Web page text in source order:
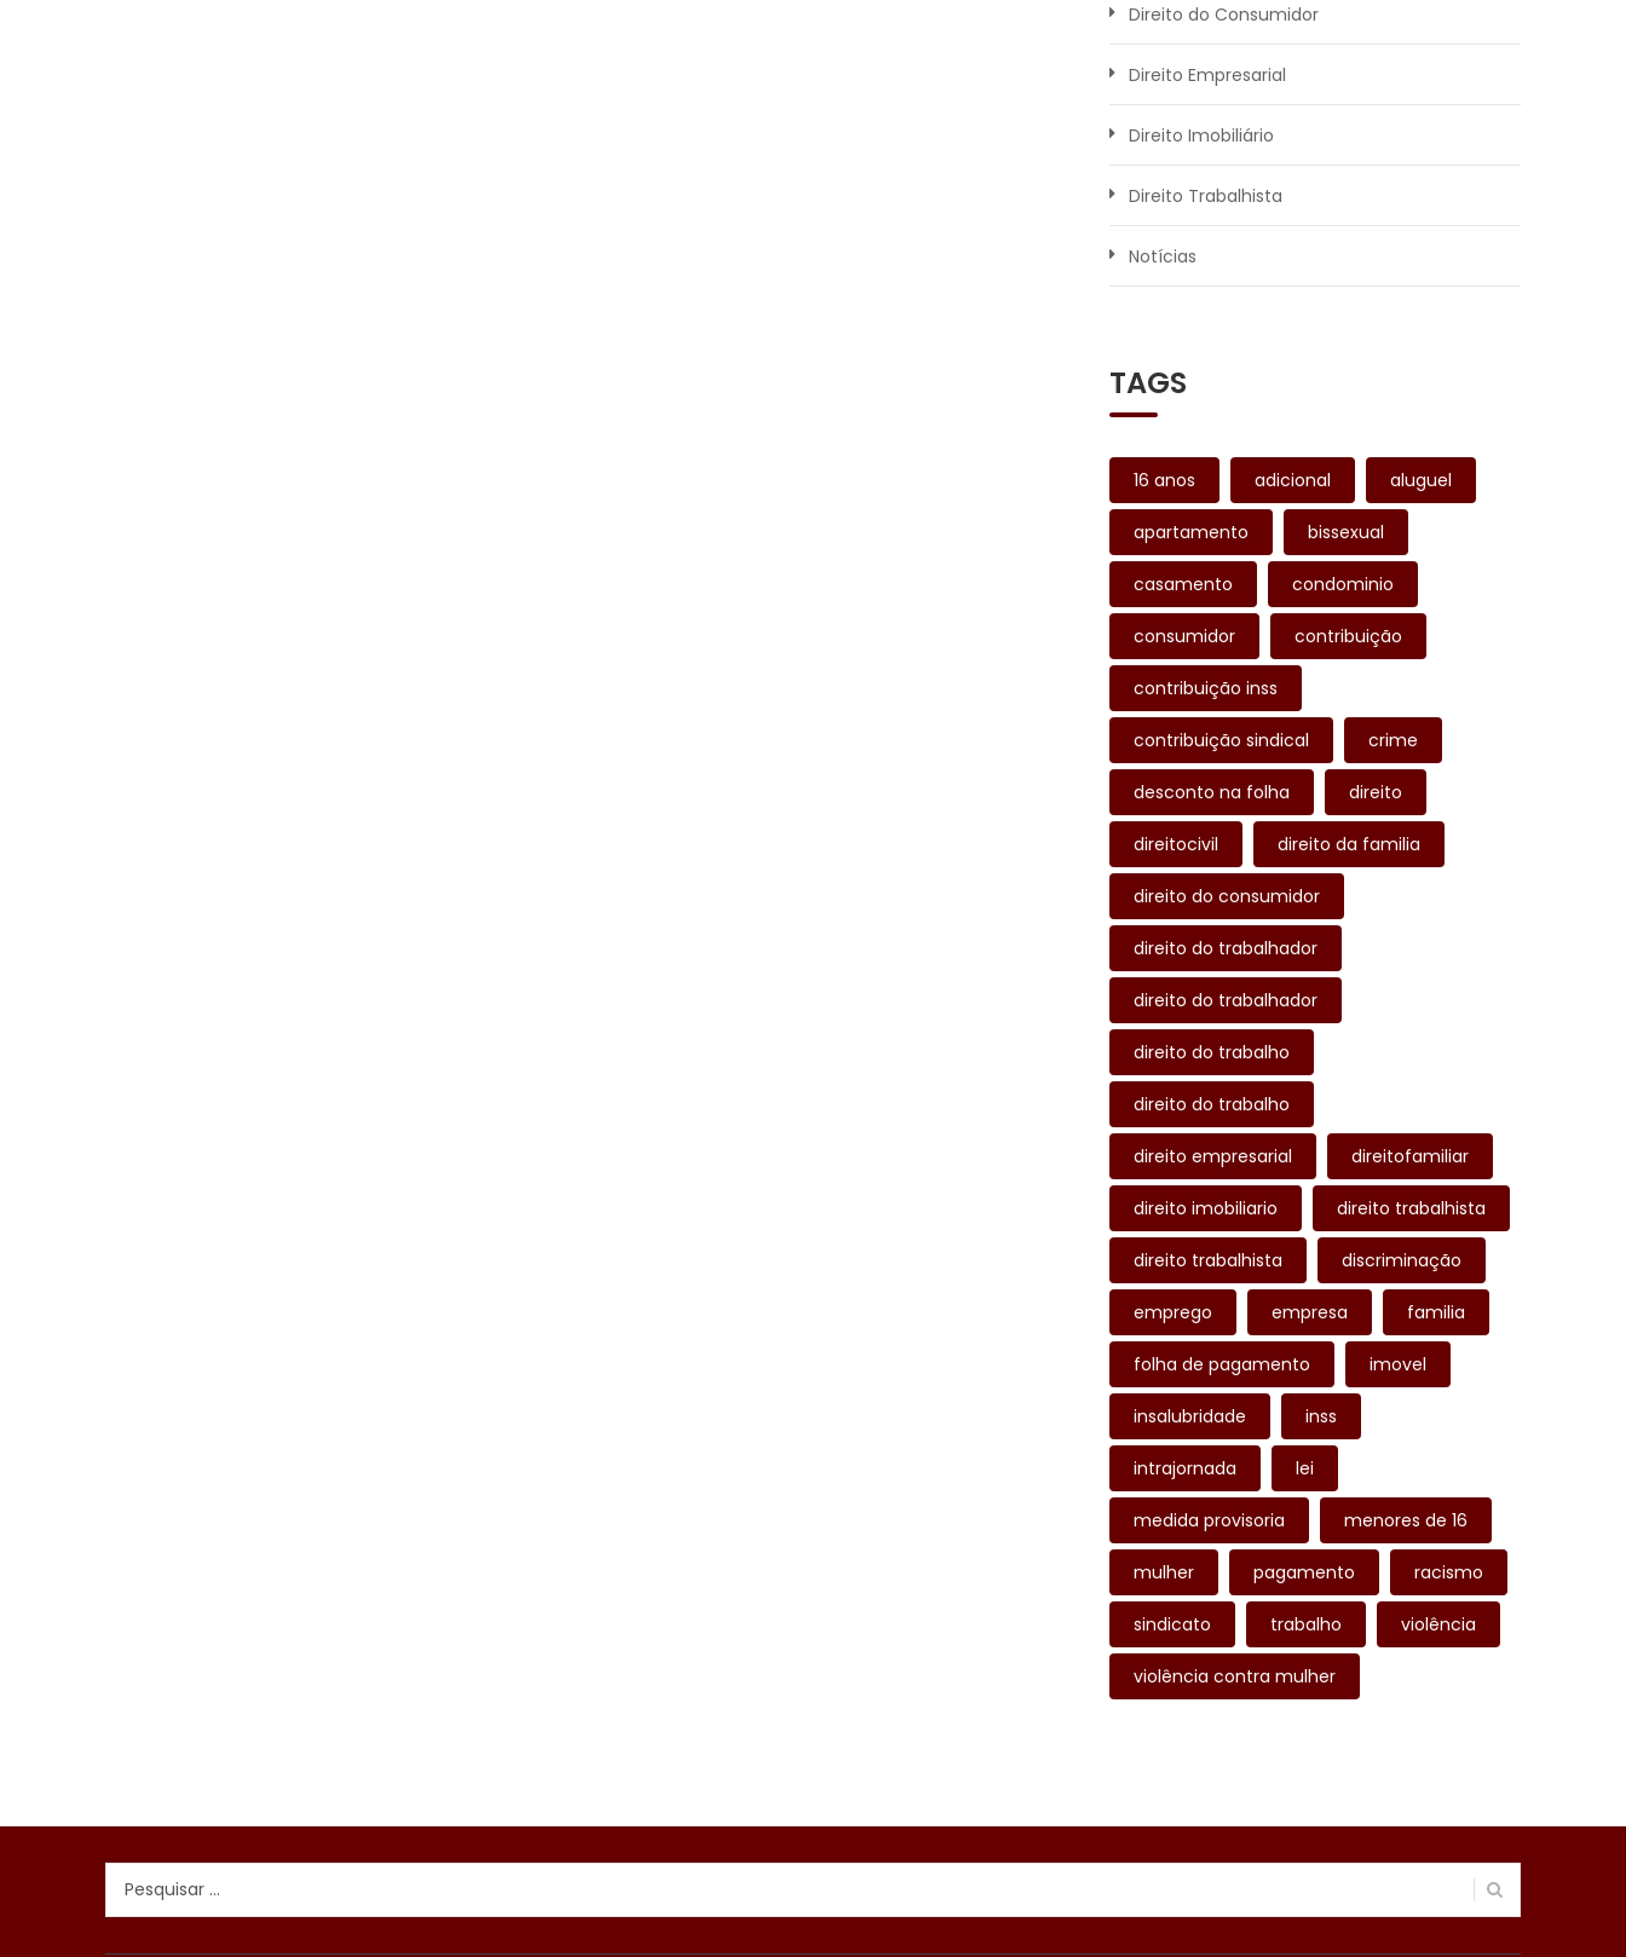
Direito do Consumidor
Direito Empresarial
Direito Imobiliário
Direito Trabalhista
Notícias
TAGS
16 anos adicional aluguel
apartamento bissexual
casamento condominio
consumidor contribuição
contribuição inss
contribuição sindical crime
desconto na folha direito
direitocivil direito da familia
direito do consumidor
direito do trabalhador
direito do trabalhador
direito do trabalho
direito do trabalho
direito empresarial direitofamiliar
direito imobiliario direito trabalhista
direito trabalhista discriminação
emprego empresa familia
folha de pagamento imovel
insalubridade inss
intrajornada lei
medida provisoria menores de 16
mulher pagamento racismo
sindicato trabalho violência
violência contra mulher